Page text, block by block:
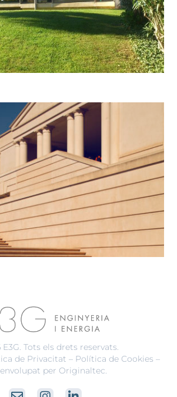
Tots els drets reservats.
de Privacitat – Política de Cookies –
per Originaltec.